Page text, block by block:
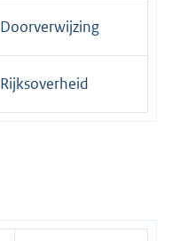
Doorverwijzing
Rijksoverheid